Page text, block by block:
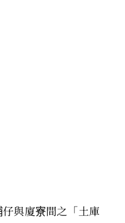
仔與廈寮間之「土庫